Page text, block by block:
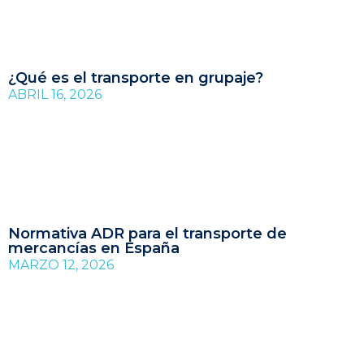
¿Qué es el transporte en grupaje?
ABRIL 16, 2026
Normativa ADR para el transporte de
mercancías en España
MARZO 12, 2026